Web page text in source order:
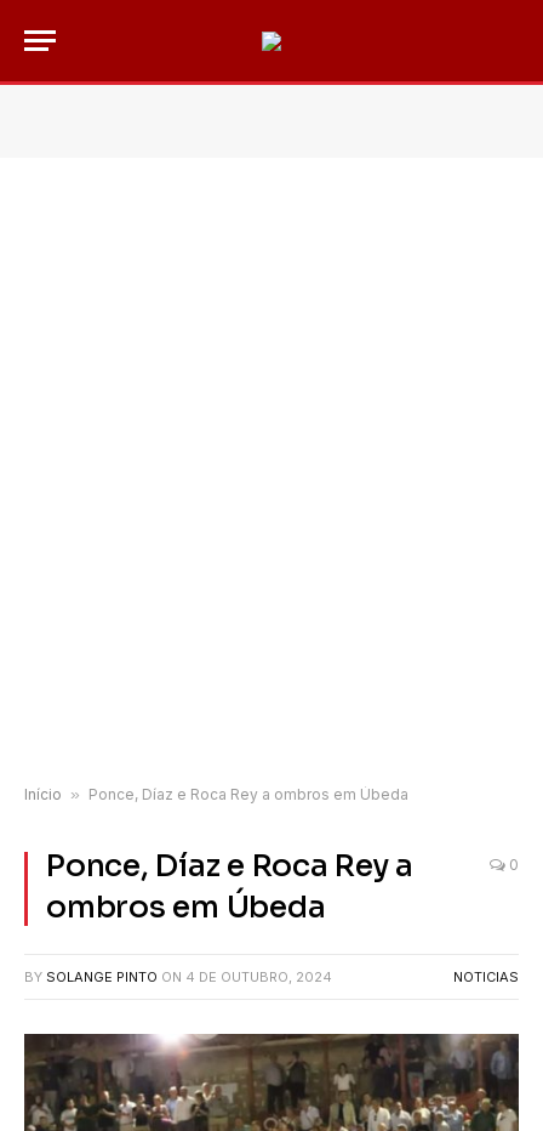
Início » Ponce, Díaz e Roca Rey a ombros em Úbeda
Ponce, Díaz e Roca Rey a
ombros em Úbeda
0
BY SOLANGE PINTO ON 4 DE OUTUBRO, 2024 NOTICIAS